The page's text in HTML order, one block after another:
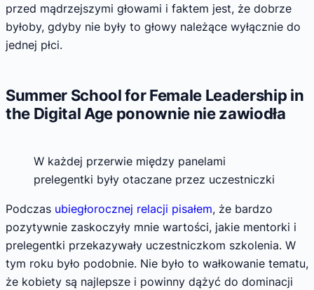
przed mądrzejszymi głowami i faktem jest, że dobrze
byłoby, gdyby nie były to głowy należące wyłącznie do
jednej płci.
Summer School for Female Leadership in
the Digital Age ponownie nie zawiodła
W każdej przerwie między panelami
prelegentki były otaczane przez uczestniczki
Podczas ubiegłorocznej relacji pisałem, że bardzo
pozytywnie zaskoczyły mnie wartości, jakie mentorki i
prelegentki przekazywały uczestniczkom szkolenia. W
tym roku było podobnie. Nie było to wałkowanie tematu,
że kobiety są najlepsze i powinny dążyć do dominacji